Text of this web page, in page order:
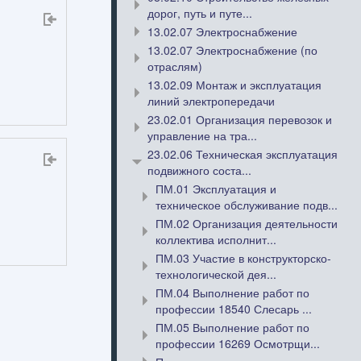
дорог, путь и путе...
13.02.07 Электроснабжение
13.02.07 Электроснабжение (по
отраслям)
13.02.09 Монтаж и эксплуатация
линий электропередачи
23.02.01 Организация перевозок и
управление на тра...
23.02.06 Техническая эксплуатация
подвижного соста...
ПМ.01 Эксплуатация и
техническое обслуживание подв...
ПМ.02 Организация деятельности
коллектива исполнит...
ПМ.03 Участие в конструкторско-
технологической дея...
ПМ.04 Выполнение работ по
профессии 18540 Слесарь ...
ПМ.05 Выполнение работ по
профессии 16269 Осмотрщи...